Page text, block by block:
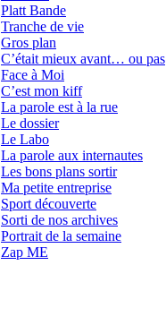
Platt Bande
Tranche de vie
Gros plan
C’était mieux avant… ou pas
Face à Moi
C’est mon kiff
La parole est à la rue
Le dossier
Le Labo
La parole aux internautes
Les bons plans sortir
Ma petite entreprise
Sport découverte
Sorti de nos archives
Portrait de la semaine
Zap ME